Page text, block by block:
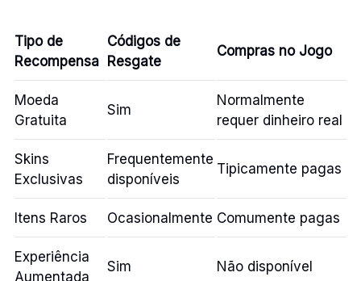
Tipo de
Recompensa
Códigos de
Resgate
Compras no Jogo
Moeda
Gratuita
Sim
Normalmente
requer dinheiro real
Skins
Exclusivas
Frequentemente
disponíveis
Tipicamente pagas
Itens Raros Ocasionalmente Comumente pagas
Experiência
Aumentada
Sim Não disponível